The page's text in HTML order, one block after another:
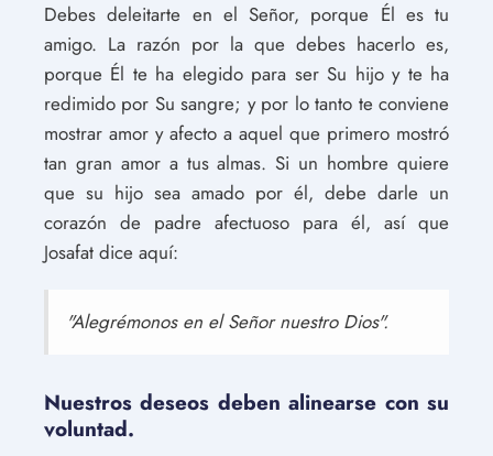
Debes deleitarte en el Señor, porque Él es tu
amigo. La razón por la que debes hacerlo es,
porque Él te ha elegido para ser Su hijo y te ha
redimido por Su sangre; y por lo tanto te conviene
mostrar amor y afecto a aquel que primero mostró
tan gran amor a tus almas. Si un hombre quiere
que su hijo sea amado por él, debe darle un
corazón de padre afectuoso para él, así que
Josafat dice aquí:
"Alegrémonos en el Señor nuestro Dios".
Nuestros deseos deben alinearse con su
voluntad.